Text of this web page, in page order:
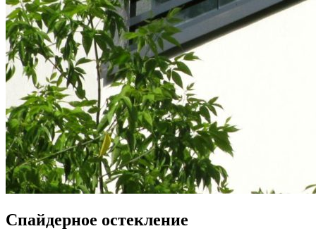
Спайдерное остекление